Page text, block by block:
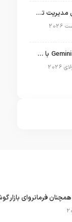
نگاهی به ۱۵ سال مدیریت تیم کوک در اپل
نسخه مک گوگل Gemini با قابلیت تحلیل صفحه و دستورات صوتی در به‌روزرسانی جدید